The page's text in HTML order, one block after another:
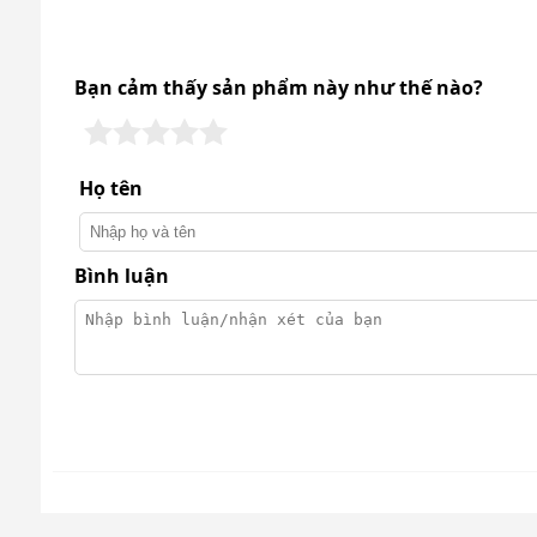
cầu làm mát của dây chuyền sản xuất quy mô từ
Bạn cảm thấy sản phẩm này như thế nào?
Họ tên
Bình luận